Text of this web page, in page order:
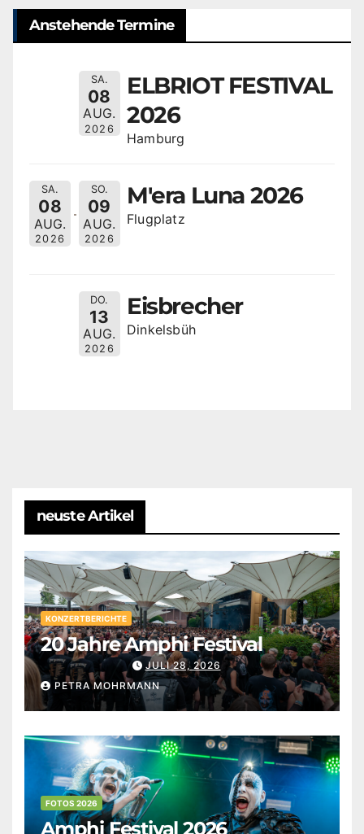
Anstehende Termine
SA.
08
AUG.
2026
ELBRIOT FESTIVAL
2026
Hamburg
SA.
08
AUG.
2026
SO.
09
AUG.
2026
M'era Luna 2026
Flugplatz
DO.
13
AUG.
2026
Eisbrecher
Dinkelsbüh
neuste Artikel
KONZERTBERICHTE
20 Jahre Amphi Festival
JULI 28, 2026
PETRA MOHRMANN
FOTOS 2026
Amphi Festival 2026